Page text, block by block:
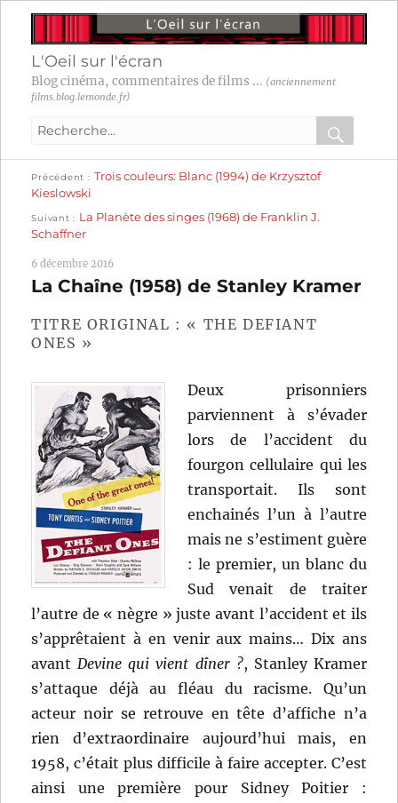
L'Oeil sur l'écran
Blog cinéma, commentaires de films ... (anciennement
films.blog.lemonde.fr)
Recherche
:
OK
Navigation
de
Précédent
précédente :
Trois couleurs: Blanc (1994) de Krzysztof
Kieslowski
Suivant
suivante :
La Planète des singes (1968) de Franklin J.
Schaffner
6 décembre 2016
La Chaîne (1958) de Stanley Kramer
TITRE ORIGINAL : « THE DEFIANT
ONES »
Deux prisonniers
parviennent à s’évader
lors de l’accident du
fourgon cellulaire qui les
transportait. Ils sont
enchainés l’un à l’autre
mais ne s’estiment guère
: le premier, un blanc du
Sud venait de traiter
l’autre de « nègre » juste avant l’accident et ils
s’apprêtaient à en venir aux mains… Dix ans
avantDevine qui vient dîner ?, Stanley Kramer
s’attaque déjà au fléau du racisme. Qu’un
acteur noir se retrouve en tête d’affiche n’a
rien d’extraordinaire aujourd’hui mais, en
1958, c’était plus difficile à faire accepter. C’est
ainsi une première pour Sidney Poitier :